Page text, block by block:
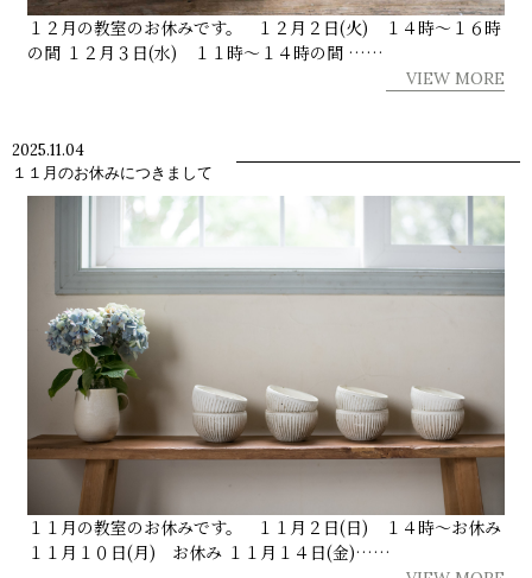
１２月の教室のお休みです。 １２月２日(火) １４時～１６時
の間 １２月３日(水) １１時～１４時の間 ……
VIEW MORE
2025.11.04
１１月のお休みにつきまして
１１月の教室のお休みです。 １１月２日(日) １４時～お休み
１１月１０日(月) お休み １１月１４日(金)……